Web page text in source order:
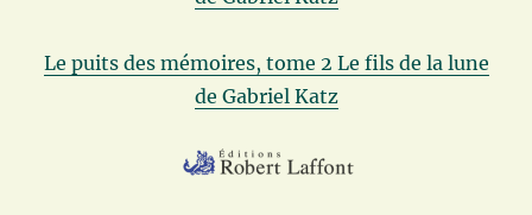
Le puits des mémoires, tome 2 Le fils de la lune
de Gabriel Katz